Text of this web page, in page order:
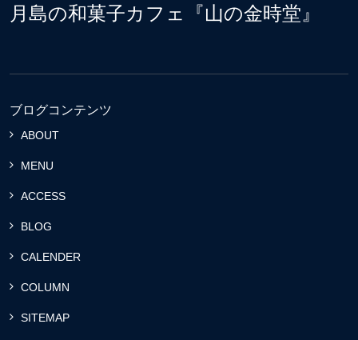
月島の和菓子カフェ『山の金時堂』
ブログコンテンツ
ABOUT
MENU
ACCESS
BLOG
CALENDER
COLUMN
SITEMAP